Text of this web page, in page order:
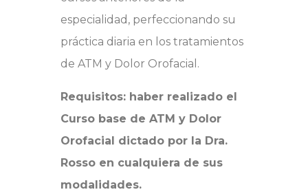
especialidad, perfeccionando su
práctica diaria en los tratamientos
de ATM y Dolor Orofacial.
Requisitos: haber realizado el
Curso base de ATM y Dolor
Orofacial dictado por la Dra.
Rosso en cualquiera de sus
modalidades.